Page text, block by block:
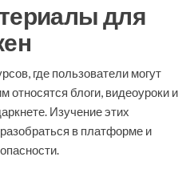
для
где пользователи могут
относятся блоги, видеоуроки и
Изучение этих
в платформе и